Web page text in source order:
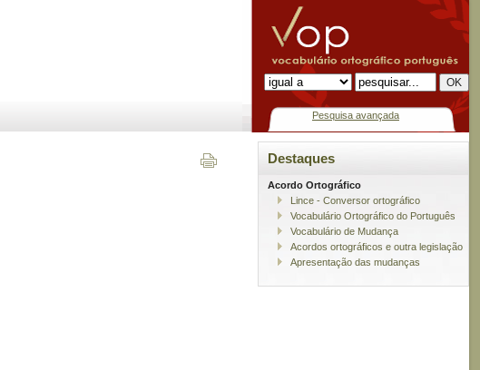
Pesquisa avançada
Destaques
Acordo Ortográfico
Lince - Conversor ortográfico
Vocabulário Ortográfico do Português
Vocabulário de Mudança
Acordos ortográficos e outra legislação
Apresentação das mudanças